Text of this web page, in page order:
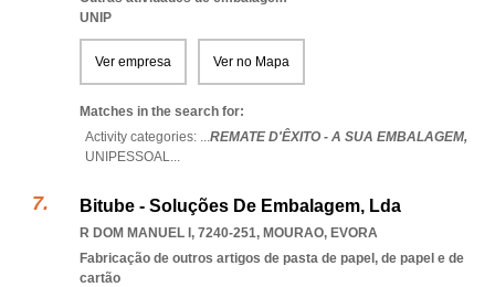
UNIP
Ver empresa Ver no Mapa
Matches in the search for:
Activity categories: ...REMATE D'ÊXITO - A SUA EMBALAGEM,
UNIPESSOAL...
Bitube - Soluções De Embalagem, Lda
R DOM MANUEL I, 7240-251, MOURAO, EVORA
Fabricação de outros artigos de pasta de papel, de papel e de
cartão